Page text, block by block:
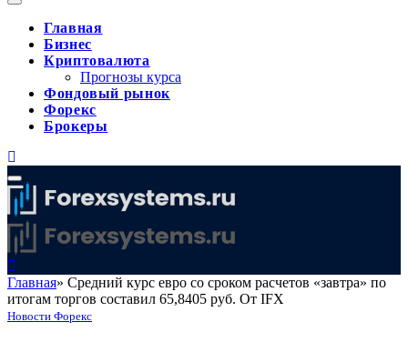
Главная
Бизнес
Криптовалюта
Прогнозы курса
Фондовый рынок
Форекс
Брокеры
Главная» Средний курс евро со сроком расчетов «завтра» по
итогам торгов составил 65,8405 руб. От IFX
Новости Форекс